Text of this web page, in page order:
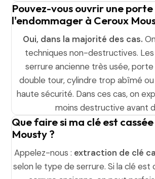
Pouvez-vous ouvrir une porte
l'endommager à Ceroux
Oui, dans la majorité des cas.
techniques non-destructives.
serrure ancienne très usée,
double tour, cylindre trop abîmé
haute sécurité. Dans ces cas, on
moins destructive avant
Que faire si ma clé est
Mousty ?
Appelez-nous : extraction de clé
selon le type de serrure. Si la clé est